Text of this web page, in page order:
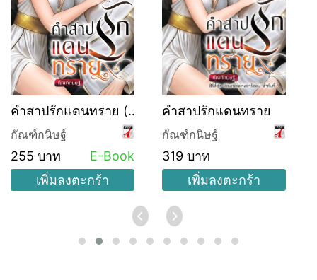
คำสาปรักแดนทราย (ซี
รีส์ชุด อ้อมกอดแห่งธาริ
ออน ลำดับที่ 1)
กัณฑ์กนิษฐ์
255 บาท
E-Book
เพิ่มลงตะกร้า
คำสาปรักแดนทราย
กัณฑ์กนิษฐ์
319 บาท
เพิ่มลงตะกร้า